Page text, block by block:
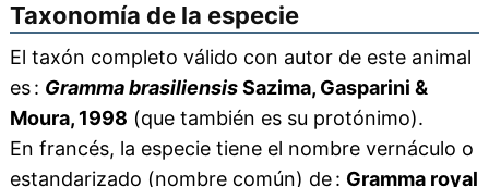
Taxonomía de la especie
El taxón completo válido con autor de este animal
es : Gramma brasiliensisSazima, Gasparini &
Moura, 1998 (que también es su protónimo).
En francés, la especie tiene el nombre vernáculo o
estandarizado (nombre común) de : Gramma royal